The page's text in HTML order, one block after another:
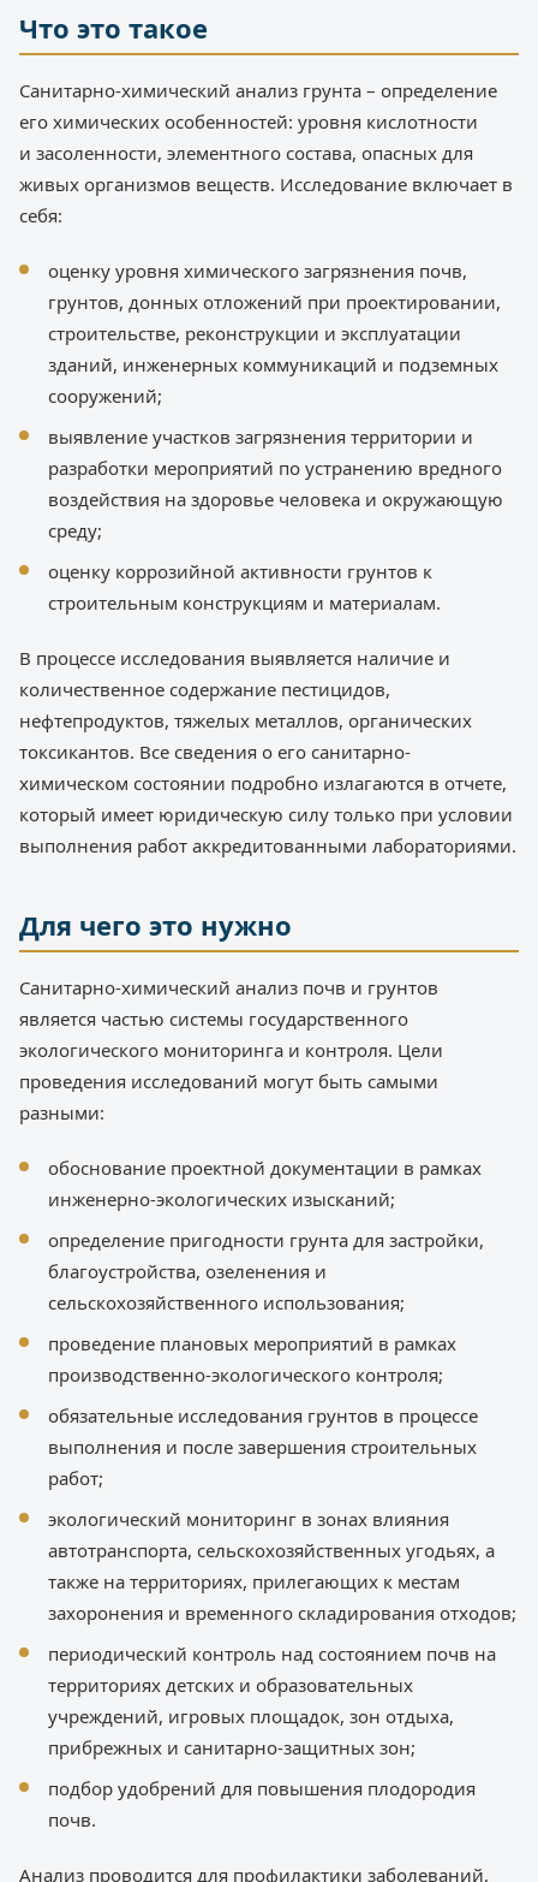
Что это такое
Санитарно-химический анализ грунта – определение
его химических особенностей: уровня кислотности
и засоленности, элементного состава, опасных для
живых организмов веществ. Исследование включает в
себя:
оценку уровня химического загрязнения почв,
грунтов, донных отложений при проектировании,
строительстве, реконструкции и эксплуатации
зданий, инженерных коммуникаций и подземных
сооружений;
выявление участков загрязнения территории и
разработки мероприятий по устранению вредного
воздействия на здоровье человека и окружающую
среду;
оценку коррозийной активности грунтов к
строительным конструкциям и материалам.
В процессе исследования выявляется наличие и
количественное содержание пестицидов,
нефтепродуктов, тяжелых металлов, органических
токсикантов. Все сведения о его санитарно-
химическом состоянии подробно излагаются в отчете,
который имеет юридическую силу только при условии
выполнения работ аккредитованными лабораториями.
Для чего это нужно
Санитарно-химический анализ почв и грунтов
является частью системы государственного
экологического мониторинга и контроля. Цели
проведения исследований могут быть самыми
разными:
обоснование проектной документации в рамках
инженерно-экологических изысканий;
определение пригодности грунта для застройки,
благоустройства, озеленения и
сельскохозяйственного использования;
проведение плановых мероприятий в рамках
производственно-экологического контроля;
обязательные исследования грунтов в процессе
выполнения и после завершения строительных
работ;
экологический мониторинг в зонах влияния
автотранспорта, сельскохозяйственных угодьях, а
также на территориях, прилегающих к местам
захоронения и временного складирования отходов;
периодический контроль над состоянием почв на
территориях детских и образовательных
учреждений, игровых площадок, зон отдыха,
прибрежных и санитарно-защитных зон;
подбор удобрений для повышения плодородия
почв.
Анализ проводится для профилактики заболеваний,